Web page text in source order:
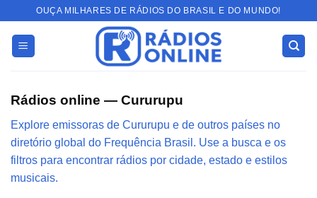
content
OUÇA MILHARES DE RÁDIOS DO BRASIL E DO MUNDO!
Rádios online — Cururupu
Explore emissoras de Cururupu e de outros países no
diretório global do Frequência Brasil. Use a busca e os
filtros para encontrar rádios por cidade, estado e estilos
musicais.